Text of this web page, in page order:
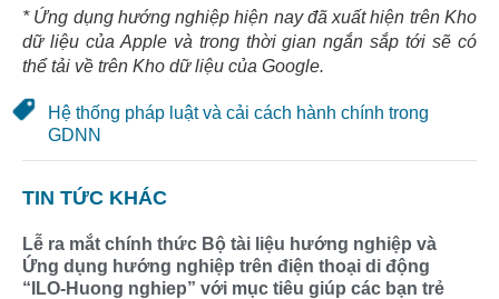
* Ứng dụng hướng nghiệp hiện nay đã xuất hiện trên Kho
dữ liệu của Apple và trong thời gian ngắn sắp tới sẽ có
thể tải về trên Kho dữ liệu của Google.
Hệ thống pháp luật và cải cách hành chính trong
GDNN
TIN TỨC KHÁC
Lễ ra mắt chính thức Bộ tài liệu hướng nghiệp và
Ứng dụng hướng nghiệp trên điện thoại di động
“ILO-Huong nghiep” với mục tiêu giúp các bạn trẻ